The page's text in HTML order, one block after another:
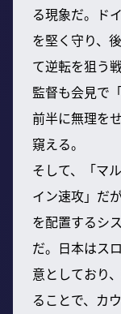
る現象だ。ド
を堅く守り、
て逆転を狙う
監督も会見で
前半に無理を
窺える。
そして、「マ
イン速攻」だ
を配置するシ
だ。日本はス
意としており
ることで、カ